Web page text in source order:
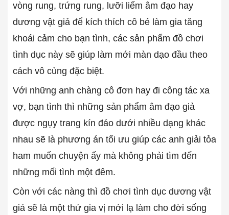
vòng rung, trứng rung, lưỡi liếm âm đạo hay
dương vật giả để kích thích cô bé làm gia tăng
khoái cảm cho bạn tình, các sản phẩm đồ chơi
tình dục này sẽ giúp làm mới màn dạo đầu theo
cách vô cùng đặc biệt.
Với những anh chàng cô đơn hay đi công tác xa
vợ, bạn tình thì những sản phẩm âm đạo giả
được ngụy trang kín đáo dưới nhiều dạng khác
nhau sẽ là phương án tối ưu giúp các anh giải tỏa
ham muốn chuyện ấy mà không phải tìm đến
những mối tình một đêm.
Còn với các nàng thì đồ chơi tình dục dương vật
giả sẽ là một thứ gia vị mới lạ làm cho đời sống